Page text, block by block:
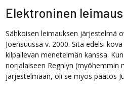
Elektroninen leimaus
Sähköisen leimauksen järjestelmä
Joensuussa v. 2000. Sitä edelsi
kilpailevan menetelmän kanssa.
norjalaiseen Regnlyn (myöhemmin
järjestelmään, oli se myös päätös